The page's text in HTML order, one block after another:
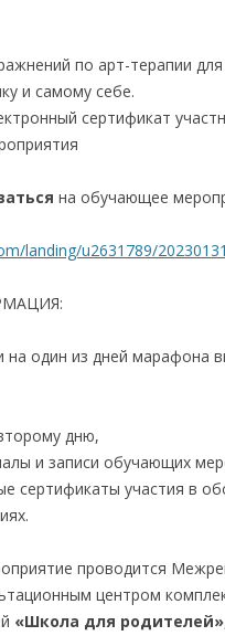
по арт-терапии
и самому себе.
сертификат
на обучающее
landing/u2631789/
на один из дней марафона
дню,
и записи обучающих
сертификаты участия в
проводится
центром
«Школа для родителей»